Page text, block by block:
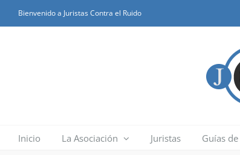
to
Bienvenido a Juristas Contra el Ruido
Inicio La Asociación Juristas Guías